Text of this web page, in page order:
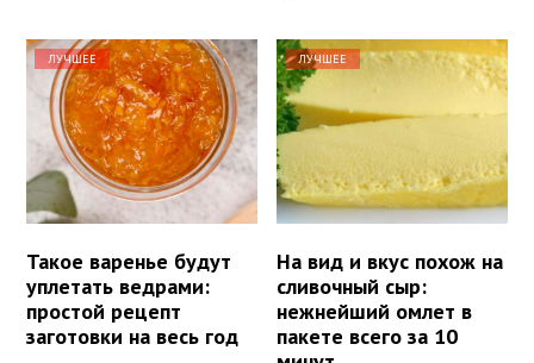
ЛУЧШЕЕ
Такое варенье будут
уплетать ведрами:
простой рецепт
заготовки на весь год
ЛУЧШЕЕ
На вид и вкус похож на
сливочный сыр:
нежнейший омлет в
пакете всего за 10